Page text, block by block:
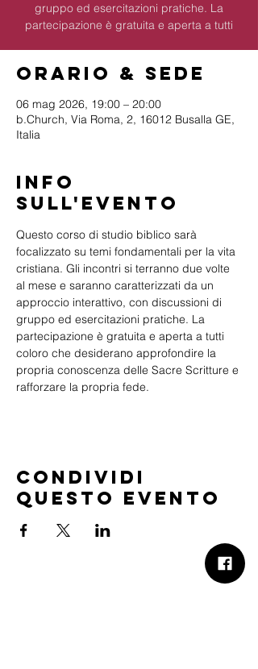
gruppo ed esercitazioni pratiche. La
partecipazione è gratuita e aperta a tutti
Orario & Sede
06 mag 2026, 19:00 – 20:00
b.Church, Via Roma, 2, 16012 Busalla GE,
Italia
Info
sull'evento
Questo corso di studio biblico sarà
focalizzato su temi fondamentali per la vita
cristiana. Gli incontri si terranno due volte
al mese e saranno caratterizzati da un
approccio interattivo, con discussioni di
gruppo ed esercitazioni pratiche. La
partecipazione è gratuita e aperta a tutti
coloro che desiderano approfondire la
propria conoscenza delle Sacre Scritture e
rafforzare la propria fede.
Condividi
questo evento